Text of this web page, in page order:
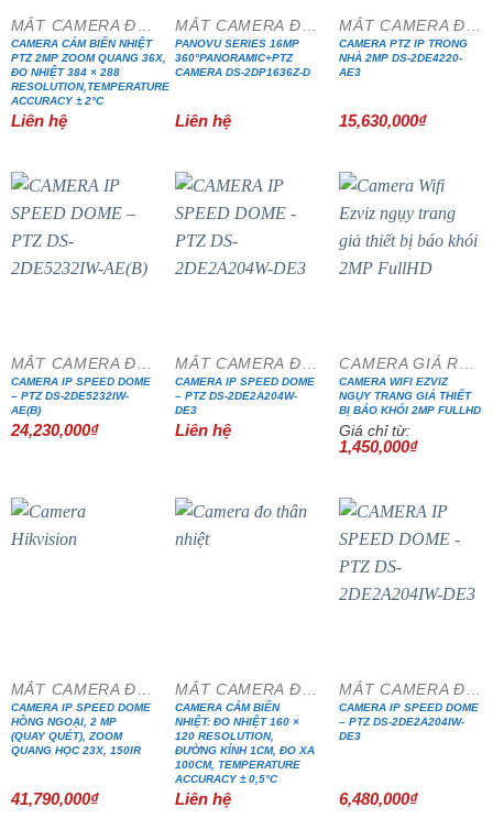
CAMERA CẢM BIẾN NHIỆT
PTZ 2MP ZOOM QUANG 36X,
ĐO NHIỆT 384 × 288
RESOLUTION,TEMPERATURE
ACCURACY ± 2°C
Liên hệ
PANOVU SERIES 16MP
360°PANORAMIC+PTZ
CAMERA DS-2DP1636Z-D
Liên hệ
CAMERA PTZ IP TRONG
NHÀ 2MP DS-2DE4220-
AE3
15,630,000₫
CAMERA IP SPEED DOME
– PTZ DS-2DE5232IW-
AE(B)
24,230,000₫
CAMERA IP SPEED DOME
– PTZ DS-2DE2A204W-
DE3
Liên hệ
CAMERA WIFI EZVIZ
NGỤY TRANG GIẢ THIẾT
BỊ BÁO KHÓI 2MP FULLHD
Giá chỉ từ:
1,450,000₫
CAMERA IP SPEED DOME
HỒNG NGOẠI, 2 MP
(QUAY QUÉT), ZOOM
QUANG HỌC 23X, 150IR
41,790,000₫
CAMERA CẢM BIẾN
NHIỆT: ĐO NHIỆT 160 ×
120 RESOLUTION,
ĐƯỜNG KÍNH 1CM, ĐO XA
100CM, TEMPERATURE
ACCURACY ± 0,5°C
Liên hệ
CAMERA IP SPEED DOME
– PTZ DS-2DE2A204IW-
DE3
6,480,000₫